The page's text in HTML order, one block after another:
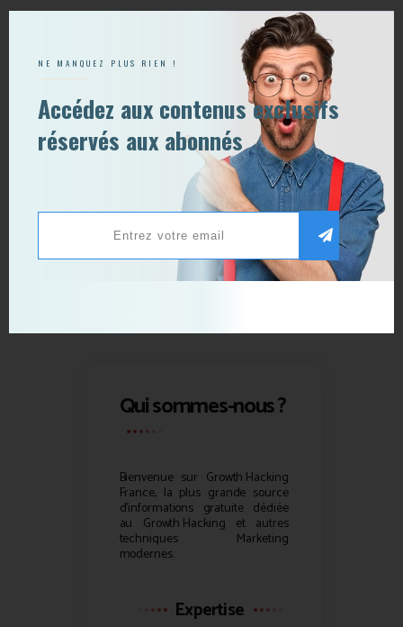
Qui sommes-nous ?
Bienvenue sur Growth Hacking
France, la plus grande source
d’informations gratuite dédiée
au Growth Hacking et autres
techniques Marketing
modernes.
Expertise
NE MANQUEZ PLUS RIEN !
Accédez aux contenus exclusifs
réservés aux abonnés